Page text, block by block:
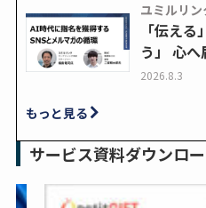
ユミルリン
「伝え
う」 心
2026.8.3
もっと見る
サービス資料ダウンロ